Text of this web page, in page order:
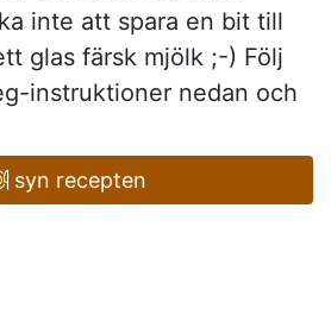
inte att spara en bit till
glas färsk mjölk ;-) Följ
instruktioner nedan och
syn recepten